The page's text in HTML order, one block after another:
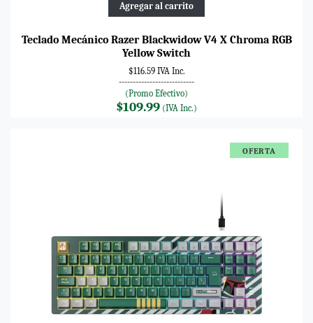
Agregar al carrito
Teclado Mecánico Razer Blackwidow V4 X Chroma RGB
Yellow Switch
$116.59 IVA Inc.
---------------------------
(Promo Efectivo)
$109.99 (IVA Inc.)
OFERTA